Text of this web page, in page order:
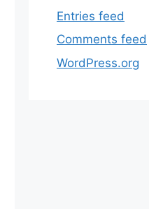
Entries feed
Comments feed
WordPress.org